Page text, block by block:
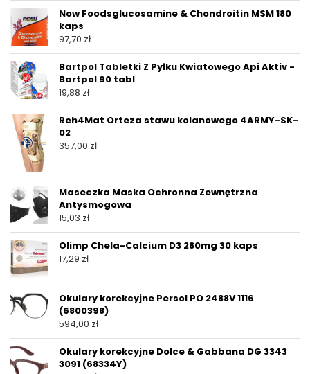
Now Foodsglucosamine & Chondroitin MSM 180
kaps
97,70 zł
Bartpol Tabletki Z Pyłku Kwiatowego Api Aktiv -
Bartpol 90 tabl
19,88 zł
Reh4Mat Orteza stawu kolanowego 4ARMY-SK-
02
357,00 zł
Maseczka Maska Ochronna Zewnętrzna
Antysmogowa
15,03 zł
Olimp Chela-Calcium D3 280mg 30 kaps
17,29 zł
Okulary korekcyjne Persol PO 2488V 1116
(6800398)
594,00 zł
Okulary korekcyjne Dolce & Gabbana DG 3343
3091 (68334Y)